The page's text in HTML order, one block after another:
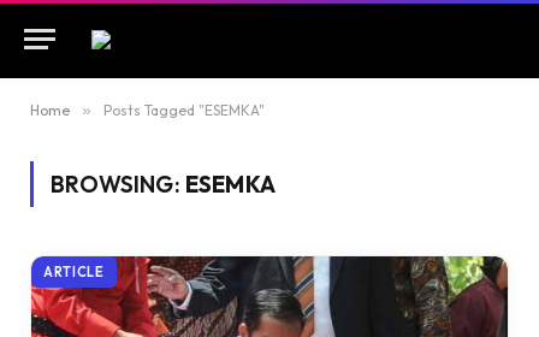
Home » Posts Tagged "ESEMKA"
BROWSING: ESEMKA
ARTICLE